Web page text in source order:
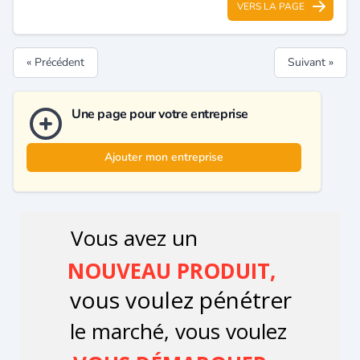
VERS LA PAGE
« Précédent Suivant »
Une page pour votre entreprise
Ajouter mon entreprise